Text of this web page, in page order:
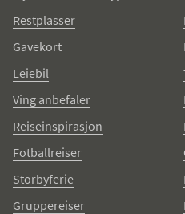
Restplasser
Gavekort
Leiebil
Ving anbefaler
Reiseinspirasjon
Fotballreiser
Storbyferie
Gruppereiser